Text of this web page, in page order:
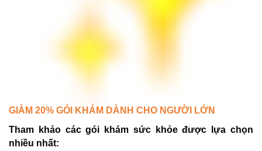
GIẢM 20% GÓI KHÁM DÀNH CHO NGƯỜI LỚN
Tham khảo các gói khám sức khỏe được lựa chọn
nhiều nhất: